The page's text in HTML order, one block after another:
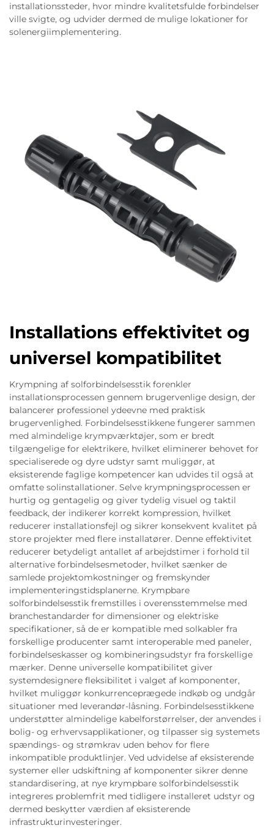
installationssteder, hvor mindre kvalitetsfulde forbindelser
ville svigte, og udvider dermed de mulige lokationer for
solenergiimplementering.
Installations effektivitet og
universel kompatibilitet
Krympning af solforbindelsesstik forenkler
installationsprocessen gennem brugervenlige design, der
balancerer professionel ydeevne med praktisk
brugervenlighed. Forbindelsesstikkene fungerer sammen
med almindelige krympværktøjer, som er bredt
tilgængelige for elektrikere, hvilket eliminerer behovet for
specialiserede og dyre udstyr samt muliggør, at
eksisterende faglige kompetencer kan udvides til også at
omfatte solinstallationer. Selve krympningsprocessen er
hurtig og gentagelig og giver tydelig visuel og taktil
feedback, der indikerer korrekt kompression, hvilket
reducerer installationsfejl og sikrer konsekvent kvalitet på
store projekter med flere installatører. Denne effektivitet
reducerer betydeligt antallet af arbejdstimer i forhold til
alternative forbindelsesmetoder, hvilket sænker de
samlede projektomkostninger og fremskynder
implementeringstidsplanerne. Krympbare
solforbindelsesstik fremstilles i overensstemmelse med
branchestandarder for dimensioner og elektriske
specifikationer, så de er kompatible med solkabler fra
forskellige producenter samt interoperable med paneler,
forbindelseskasser og kombineringsudstyr fra forskellige
mærker. Denne universelle kompatibilitet giver
systemdesignere fleksibilitet i valget af komponenter,
hvilket muliggør konkurrenceprægede indkøb og undgår
situationer med leverandør-låsning. Forbindelsesstikkene
understøtter almindelige kabelforstørrelser, der anvendes i
bolig- og erhvervsapplikationer, og tilpasser sig systemets
spændings- og strømkrav uden behov for flere
inkompatible produktlinjer. Ved udvidelse af eksisterende
systemer eller udskiftning af komponenter sikrer denne
standardisering, at nye krympbare solforbindelsesstik
integreres problemfrit med tidligere installeret udstyr og
dermed beskytter værdien af eksisterende
infrastrukturinvesteringer.